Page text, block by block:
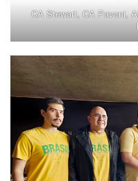
CA Stewart, CA Pavoni,